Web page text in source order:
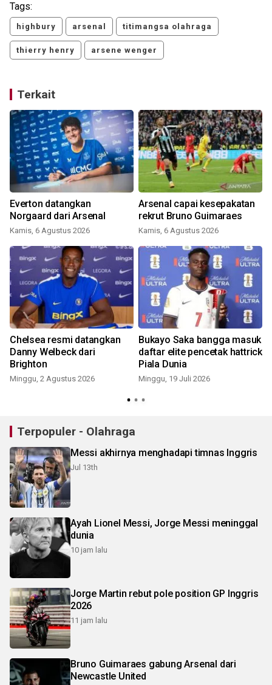
Tags:
highbury arsenal titimangsa olahraga
thierry henry arsene wenger
Terkait
Everton datangkan
Norgaard dari Arsenal
Kamis, 6 Agustus 2026
Arsenal capai kesepakatan
rekrut Bruno Guimaraes
Kamis, 6 Agustus 2026
Chelsea resmi datangkan
Danny Welbeck dari
Brighton
Minggu, 2 Agustus 2026
Bukayo Saka bangga masuk
daftar elite pencetak hattrick
Piala Dunia
Minggu, 19 Juli 2026
Terpopuler - Olahraga
Messi akhirnya menghadapi timnas Inggris
Jul 13th
Ayah Lionel Messi, Jorge Messi meninggal
dunia
10 jam lalu
Jorge Martin rebut pole position GP Inggris
2026
11 jam lalu
Bruno Guimaraes gabung Arsenal dari
Newcastle United